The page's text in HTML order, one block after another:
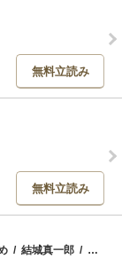
無料立読み
無料立読み
/ 結城真一郎 /